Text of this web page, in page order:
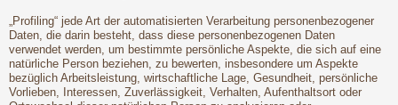
„Profiling“ jede Art der automatisierten Verarbeitung personenbezogener
Daten, die darin besteht, dass diese personenbezogenen Daten
verwendet werden, um bestimmte persönliche Aspekte, die sich auf eine
natürliche Person beziehen, zu bewerten, insbesondere um Aspekte
bezüglich Arbeitsleistung, wirtschaftliche Lage, Gesundheit, persönliche
Vorlieben, Interessen, Zuverlässigkeit, Verhalten, Aufenthaltsort oder